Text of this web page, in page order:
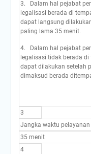
3. Dalam hal pejabat
legalisasi berada di
dapat langsung
paling lama 35 menit.
4. Dalam hal pejabat
legalisasi tidak berada
dapat dilakukan setelah
dimaksud berada
3
Jangka waktu pelayanan
35 menit
4